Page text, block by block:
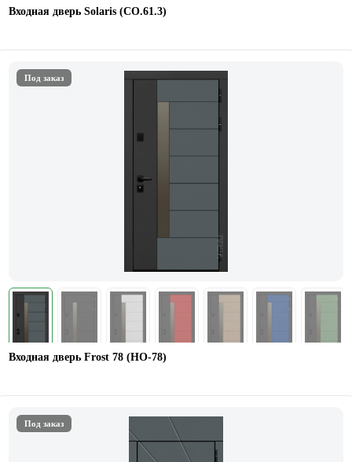
Входная дверь Solaris (СО.61.3)
Под заказ
Входная дверь Frost 78 (НО-78)
Под заказ